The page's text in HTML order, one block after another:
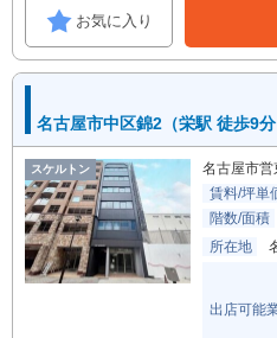
お気に入り
名古屋市中区錦2（栄駅 徒歩9
スケルトン 名古屋市営
賃料/坪単
階数/面積
所在地
出店可能